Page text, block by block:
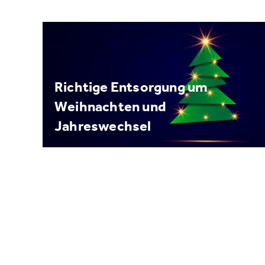
Richtige Entsorgung um
Weihnachten und
Jahreswechsel